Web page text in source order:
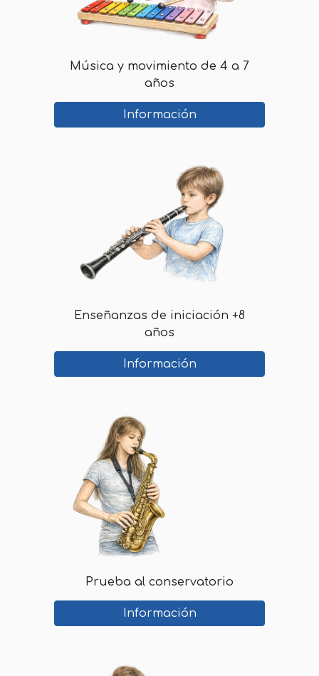
Música y movimiento de 4 a 7
años
Información
Enseñanzas de iniciación +8
años
Información
Prueba al conservatorio
Información